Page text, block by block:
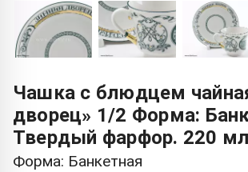
Чашка с блюдцем
дворец» 1/2 Форма:
Твердый фарфор. 220
Форма: Банкетная